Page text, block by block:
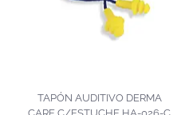
TAPÓN AUDITIVO DERMA